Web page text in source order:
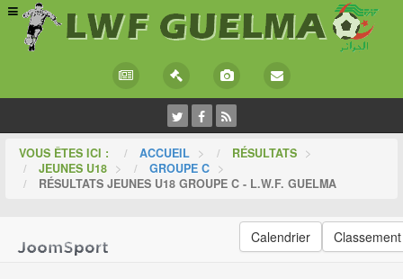
VOUS ÊTES ICI : ACCUEIL > RÉSULTATS >
JEUNES U18 > GROUPE C >
RÉSULTATS JEUNES U18 GROUPE C - L.W.F. GUELMA
Calendrier Classement